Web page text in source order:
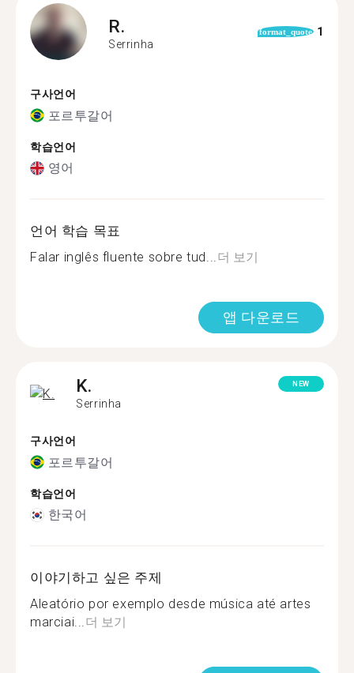
R.
Serrinha
format_quote 1
구사언어
포르투갈어
학습언어
영어
언어 학습 목표
Falar inglês fluente sobre tud...더 보기
앱 다운로드
K.
Serrinha
NEW
구사언어
포르투갈어
학습언어
한국어
이야기하고 싶은 주제
Aleatório por exemplo desde música até artes
marciai...더 보기